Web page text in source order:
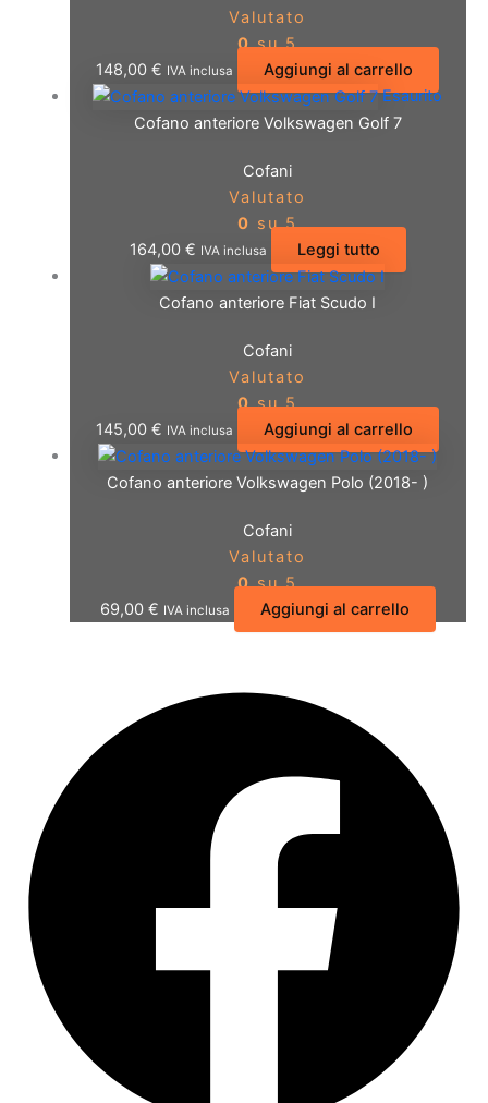
Valutato
0su 5
148,00€ IVA inclusa
Aggiungi al carrello
Esaurito
Cofano anteriore Volkswagen Golf 7
Cofani
Valutato
0 su 5
164,00 € IVA inclusa Leggi tutto
Cofano anteriore Fiat Scudo I
Cofani
Valutato
0su 5
145,00€ IVA inclusa Aggiungi al carrello
Cofano anteriore Volkswagen Polo (2018- )
Cofani
Valutato
0su 5
69,00 € IVA inclusa Aggiungi al carrello